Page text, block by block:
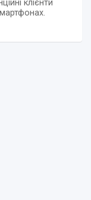
клієнти